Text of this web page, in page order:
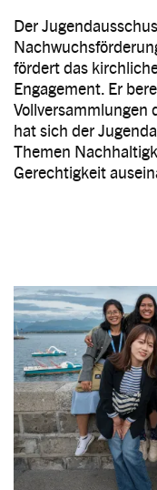
Der
fördert das
Engagement. Er
Vollversammlungen
hat sich der
Themen
Gerechtigkeit
Image